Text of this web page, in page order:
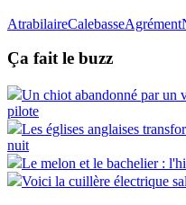
AtrabilaireCalebasseAgrément
Ça fait le buzz
Un chiot abandonné par un
pilote
Les églises anglaises
nuit
Le melon et le bachelier :
Voici la cuillère électrique